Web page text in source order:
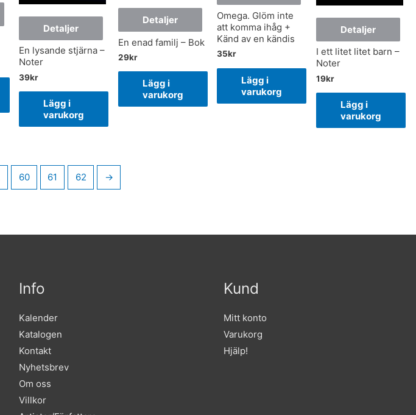
Detaljer
En lysande stjärna –
Noter
39kr
Lägg i
varukorg
Detaljer
En enad familj – Bok
29kr
Lägg i
varukorg
Omega. Glöm inte
att komma ihåg +
Känd av en kändis
35kr
Lägg i
varukorg
Detaljer
I ett litet litet barn –
Noter
19kr
Lägg i
varukorg
60 61 62 →
Info
Kalender
Katalogen
Kontakt
Nyhetsbrev
Om oss
Villkor
Kund
Mitt konto
Varukorg
Hjälp!